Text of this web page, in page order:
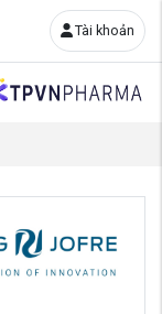
Tài khoản